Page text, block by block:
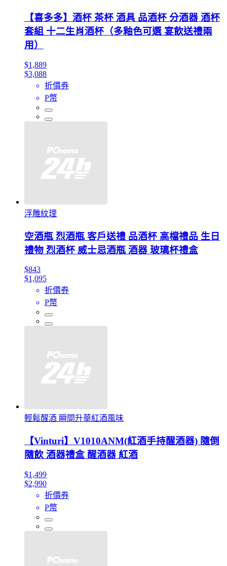
【喜多多】酒杯 茶杯 酒具 品酒杯 分酒器 酒杯
套組 十二生肖酒杯（多釉色可選 宴飲送禮兩
用）
$1,889
$3,088
折價券
P幣
浮雕紋理
空酒瓶 烈酒瓶 客戶送禮 品酒杯 高檔禮品 生日
禮物 烈酒杯 威士忌酒瓶 酒器 玻璃杯禮盒
$843
$1,095
折價券
P幣
輕鬆醒酒 瞬間升華紅酒風味
【Vinturi】V1010ANM(紅酒手持醒酒器) 隨倒
隨飲 酒器禮盒 醒酒器 紅酒
$1,499
$2,990
折價券
P幣